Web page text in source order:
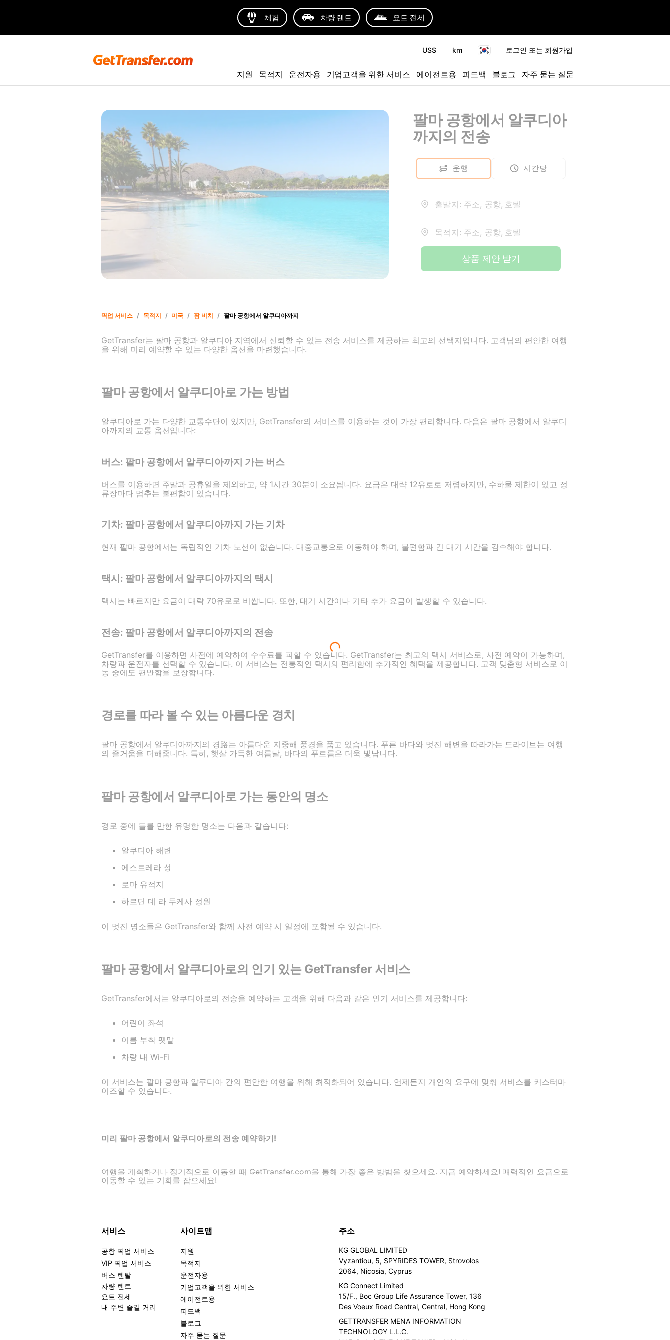
체험 차량 렌트 요트 전세
US$ km 로그인 또는 회원가입
지원 목적지 운전자용 기업고객을 위한 서비스 에이전트용 피드백 블로그 자주 묻는 질문
팔마 공항에서 알쿠디아
까지의 전송
운행 시간당
출발지: 주소, 공항, 호텔
목적지: 주소, 공항, 호텔
상품 제안 받기
픽업 서비스 / 목적지 / 미국 / 팜 비치 / 팔마 공항에서 알쿠디아까지
GetTransfer는 팔마 공항과 알쿠디아 지역에서 신뢰할 수 있는 전송 서비스를 제공하는 최고의 선택지입니다. 고객님의 편안한 여행
을 위해 미리 예약할 수 있는 다양한 옵션을 마련했습니다.
팔마 공항에서 알쿠디아로 가는 방법
알쿠디아로 가는 다양한 교통수단이 있지만, GetTransfer의 서비스를 이용하는 것이 가장 편리합니다. 다음은 팔마 공항에서 알쿠디
아까지의 교통 옵션입니다:
버스: 팔마 공항에서 알쿠디아까지 가는 버스
버스를 이용하면 주말과 공휴일을 제외하고, 약 1시간 30분이 소요됩니다. 요금은 대략 12유로로 저렴하지만, 수하물 제한이 있고 정
류장마다 멈추는 불편함이 있습니다.
기차: 팔마 공항에서 알쿠디아까지 가는 기차
현재 팔마 공항에서는 독립적인 기차 노선이 없습니다. 대중교통으로 이동해야 하며, 불편함과 긴 대기 시간을 감수해야 합니다.
택시: 팔마 공항에서 알쿠디아까지의 택시
택시는 빠르지만 요금이 대략 70유로로 비쌉니다. 또한, 대기 시간이나 기타 추가 요금이 발생할 수 있습니다.
전송: 팔마 공항에서 알쿠디아까지의 전송
GetTransfer를 이용하면 사전에 예약하여 수수료를 피할 수 있습니다. GetTransfer는 최고의 택시 서비스로, 사전 예약이 가능하며,
차량과 운전자를 선택할 수 있습니다. 이 서비스는 전통적인 택시의 편리함에 추가적인 혜택을 제공합니다. 고객 맞춤형 서비스로 이
동 중에도 편안함을 보장합니다.
경로를 따라 볼 수 있는 아름다운 경치
팔마 공항에서 알쿠디아까지의 경路는 아름다운 지중해 풍경을 품고 있습니다. 푸른 바다와 멋진 해변을 따라가는 드라이브는 여행
의 즐거움을 더해줍니다. 특히, 햇살 가득한 여름날, 바다의 푸르름은 더욱 빛납니다.
팔마 공항에서 알쿠디아로 가는 동안의 명소
경로 중에 들를 만한 유명한 명소는 다음과 같습니다:
알쿠디아 해변
에스트레라 성
로마 유적지
하르딘 데 라 두케사 정원
이 멋진 명소들은 GetTransfer와 함께 사전 예약 시 일정에 포함될 수 있습니다.
팔마 공항에서 알쿠디아로의 인기 있는 GetTransfer 서비스
GetTransfer에서는 알쿠디아로의 전송을 예약하는 고객을 위해 다음과 같은 인기 서비스를 제공합니다:
어린이 좌석
이름 부착 팻말
차량 내 Wi-Fi
이 서비스는 팔마 공항과 알쿠디아 간의 편안한 여행을 위해 최적화되어 있습니다. 언제든지 개인의 요구에 맞춰 서비스를 커스터마
이즈할 수 있습니다.
미리 팔마 공항에서 알쿠디아로의 전송 예약하기!
여행을 계획하거나 정기적으로 이동할 때 GetTransfer.com을 통해 가장 좋은 방법을 찾으세요. 지금 예약하세요! 매력적인 요금으로
이동할 수 있는 기회를 잡으세요!
서비스
공항 픽업 서비스
VIP 픽업 서비스
버스 렌탈
차량 렌트
요트 전세
내 주변 즐길 거리
사이트맵
지원
목적지
운전자용
기업고객을 위한 서비스
에이전트용
피드백
블로그
자주 묻는 질문
주소
KG GLOBAL LIMITED
Vyzantiou, 5, SPYRIDES TOWER, Strovolos
2064, Nicosia, Cyprus
KG Connect Limited
15/F., Boc Group Life Assurance Tower, 136
Des Voeux Road Central, Central, Hong Kong
GETTRANSFER MENA INFORMATION
TECHNOLOGY L.L.C.